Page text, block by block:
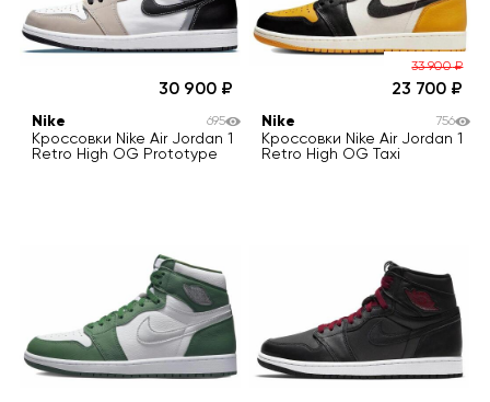
30 900
Nike
Кроссовки Nike Air Jordan 1
Retro High OG Prototype
695
33 900₽
23 700
Nike
Кроссовки Nike Air Jordan 1
Retro High OG Taxi
756